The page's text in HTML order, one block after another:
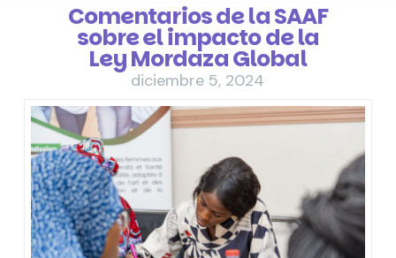
Comentarios de la SAAF
sobre el impacto de la
Ley Mordaza Global
diciembre 5, 2024